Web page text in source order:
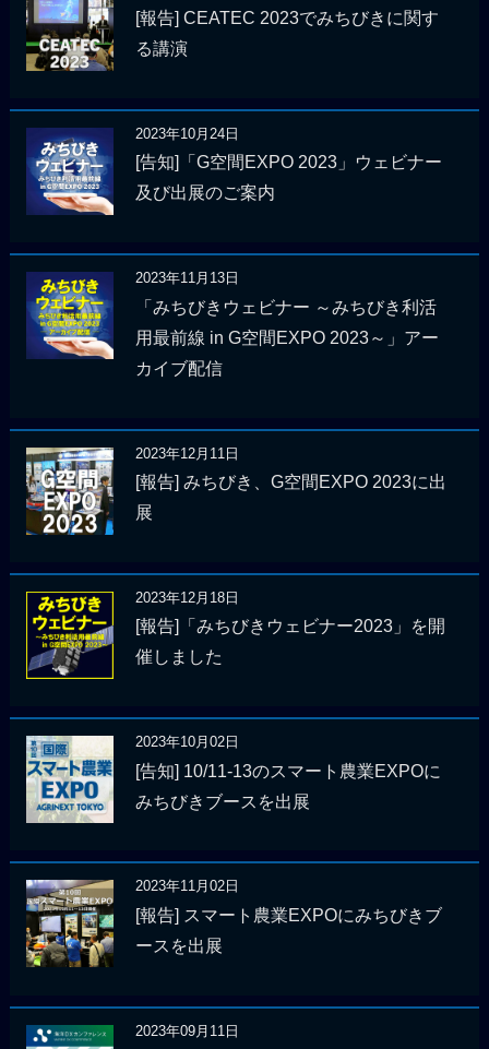
[報告] CEATEC 2023でみちびきに関す
る講演
2023年10月24日
[告知]「G空間EXPO 2023」ウェビナー
及び出展のご案内
2023年11月13日
「みちびきウェビナー ～みちびき利活
用最前線 in G空間EXPO 2023～」アー
カイブ配信
2023年12月11日
[報告] みちびき、G空間EXPO 2023に出
展
2023年12月18日
[報告]「みちびきウェビナー2023」を開
催しました
2023年10月02日
[告知] 10/11-13のスマート農業EXPOに
みちびきブースを出展
2023年11月02日
[報告] スマート農業EXPOにみちびきブ
ースを出展
2023年09月11日